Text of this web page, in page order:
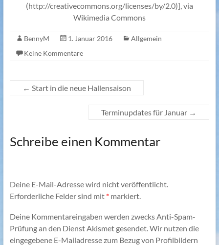
(http://creativecommons.org/licenses/by/2.0)], via
Wikimedia Commons
BennyM 1. Januar 2016
Allgemein
Keine Kommentare
← Start in die neue Hallensaison
Terminupdates für Januar →
Schreibe einen Kommentar
Deine E-Mail-Adresse wird nicht veröffentlicht.
Erforderliche Felder sind mit *markiert.
Deine Kommentareingaben werden zwecks Anti-Spam-
Prüfung an den Dienst Akismet gesendet. Wir nutzen die
eingegebene E-Mailadresse zum Bezug von Profilbildern